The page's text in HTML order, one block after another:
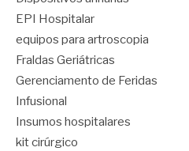
EPI Hospitalar
equipos para artroscopia
Fraldas Geriátricas
Gerenciamento de Feridas
Infusional
Insumos hospitalares
kit cirúrgico